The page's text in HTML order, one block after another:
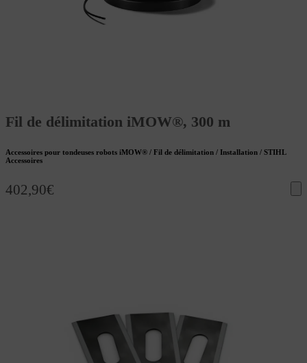
Fil de délimitation iMOW®, 300 m
Accessoires pour tondeuses robots iMOW® / Fil de délimitation / Installation / STIHL
Accessoires
402,90€